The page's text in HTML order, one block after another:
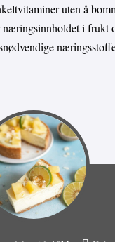
uten å
i frukt